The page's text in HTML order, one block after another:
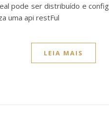
pode ser distribuído e
uma api restFul
LEIA MAIS